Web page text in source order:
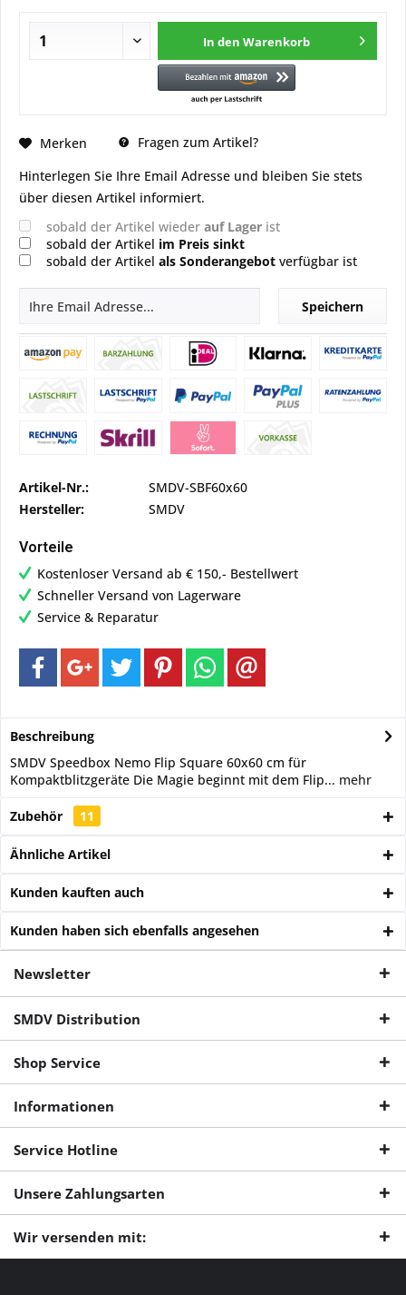
In den Warenkorb
Merken
Fragen zum Artikel?
Hinterlegen Sie Ihre Email Adresse und bleiben Sie stets
über diesen Artikel informiert.
sobald der Artikel wieder auf Lager ist
sobald der Artikel im Preis sinkt
sobald der Artikel als Sonderangebot verfügbar ist
Speichern
Artikel-Nr.:
SMDV-SBF60x60
Hersteller:
SMDV
Vorteile
Kostenloser Versand ab € 150,- Bestellwert
Schneller Versand von Lagerware
Service & Reparatur
Beschreibung
SMDV Speedbox Nemo Flip Square 60x60 cm für
Kompaktblitzgeräte Die Magie beginnt mit dem Flip... mehr
Zubehör 11
Ähnliche Artikel
Kunden kauften auch
Kunden haben sich ebenfalls angesehen
Newsletter
SMDV Distribution
Shop Service
Informationen
Service Hotline
Unsere Zahlungsarten
Wir versenden mit: